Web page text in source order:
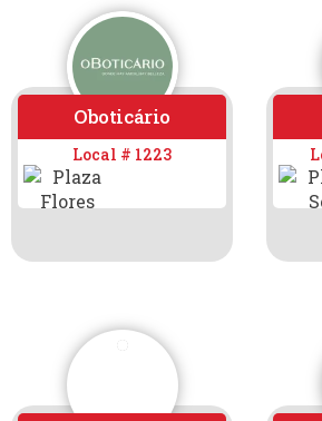
Oboticário
Local # 1223